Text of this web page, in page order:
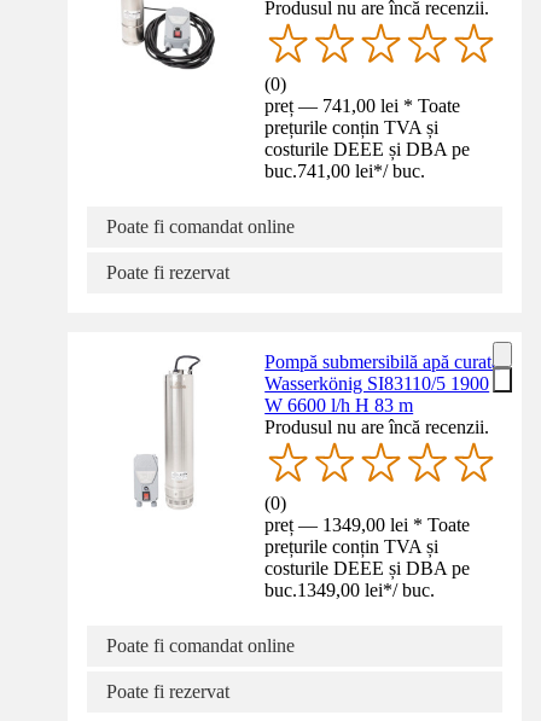
Produsul nu are încă recenzii.
(0)
preț — 741,00 lei * Toate
prețurile conțin TVA și
costurile DEEE și DBA pe
buc.741,00 lei*/ buc.
Poate fi comandat online
Poate fi rezervat
Pompă submersibilă apă curată
Wasserkönig SI83110/5 1900
W 6600 l/h H 83 m
Produsul nu are încă recenzii.
(0)
preț — 1349,00 lei * Toate
prețurile conțin TVA și
costurile DEEE și DBA pe
buc.1349,00 lei*/ buc.
Poate fi comandat online
Poate fi rezervat